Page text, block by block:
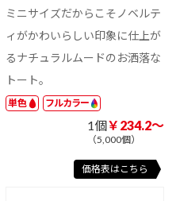
ミニサイズだからこそノベルテ
ィがかわいらしい印象に仕上が
るナチュラルムードのお洒落な
トート。
単色 フルカラー
1個￥234.2～
（5,000個）
価格表はこちら